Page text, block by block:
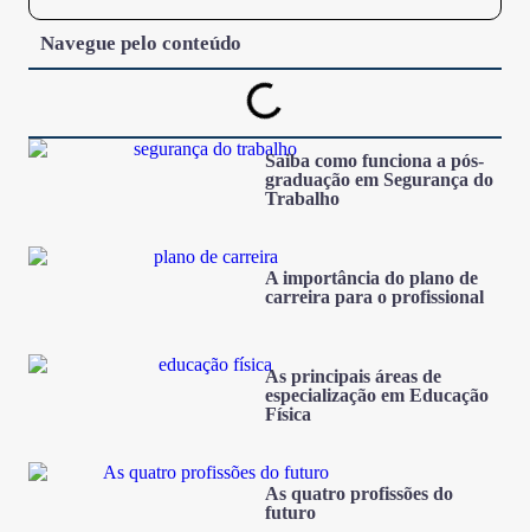
Navegue pelo conteúdo
Saiba como funciona a pós-
graduação em Segurança do
Trabalho
A importância do plano de
carreira para o profissional
As principais áreas de
especialização em Educação
Física
As quatro profissões do
futuro